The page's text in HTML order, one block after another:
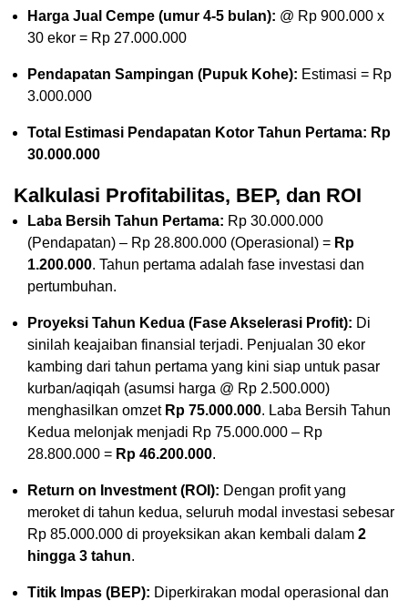
Harga Jual Cempe (umur 4-5 bulan): @ Rp 900.000 x
30 ekor = Rp 27.000.000
Pendapatan Sampingan (Pupuk Kohe): Estimasi = Rp
3.000.000
Total Estimasi Pendapatan Kotor Tahun Pertama: Rp
30.000.000
Kalkulasi Profitabilitas, BEP, dan ROI
Laba Bersih Tahun Pertama: Rp 30.000.000
(Pendapatan) – Rp 28.800.000 (Operasional) = Rp
1.200.000. Tahun pertama adalah fase investasi dan
pertumbuhan.
Proyeksi Tahun Kedua (Fase Akselerasi Profit): Di
sinilah keajaiban finansial terjadi. Penjualan 30 ekor
kambing dari tahun pertama yang kini siap untuk pasar
kurban/aqiqah (asumsi harga @ Rp 2.500.000)
menghasilkan omzet Rp 75.000.000. Laba Bersih Tahun
Kedua melonjak menjadi Rp 75.000.000 – Rp
28.800.000 = Rp 46.200.000.
Return on Investment (ROI): Dengan profit yang
meroket di tahun kedua, seluruh modal investasi sebesar
Rp 85.000.000 di proyeksikan akan kembali dalam 2
hingga 3 tahun.
Titik Impas (BEP): Diperkirakan modal operasional dan